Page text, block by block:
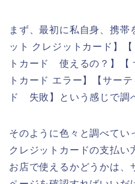
まず、最初に私自身、携帯
ット クレジットカード】
トカード 使えるの？】【
トカード エラー】【サー
ド 失敗】という感じで調
そのように色々と調べてい
クレジットカードの支払い
お店で使えるかどうかは、